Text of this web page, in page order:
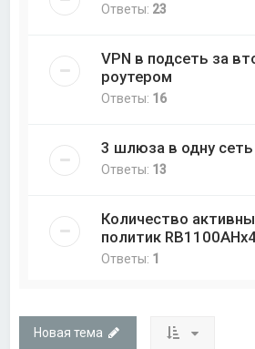
Ответы: 23
VPN в подсеть за
роутером
Ответы: 16
3 шлюза в одну сеть
Ответы: 13
Количество
политик
Ответы: 1
Новая тема